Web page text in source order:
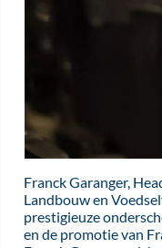
Franck Garanger,
Landbouw en
prestigieuze
en de promotie van